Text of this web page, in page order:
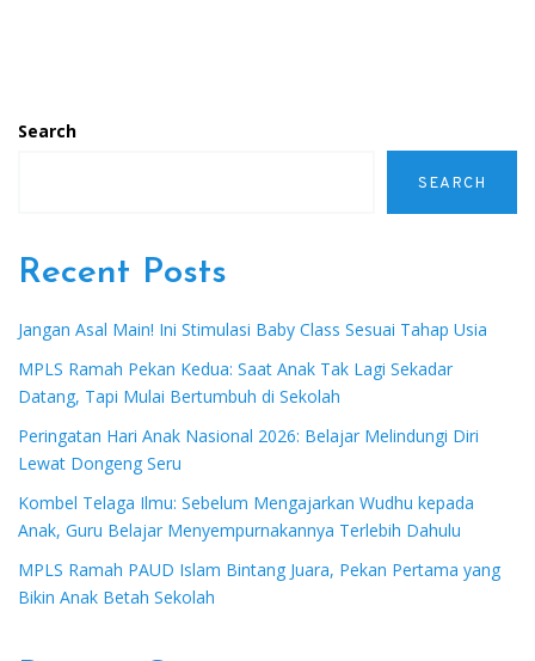
Search
SEARCH
Recent Posts
Jangan Asal Main! Ini Stimulasi Baby Class Sesuai Tahap Usia
MPLS Ramah Pekan Kedua: Saat Anak Tak Lagi Sekadar
Datang, Tapi Mulai Bertumbuh di Sekolah
Peringatan Hari Anak Nasional 2026: Belajar Melindungi Diri
Lewat Dongeng Seru
Kombel Telaga Ilmu: Sebelum Mengajarkan Wudhu kepada
Anak, Guru Belajar Menyempurnakannya Terlebih Dahulu
MPLS Ramah PAUD Islam Bintang Juara, Pekan Pertama yang
Bikin Anak Betah Sekolah